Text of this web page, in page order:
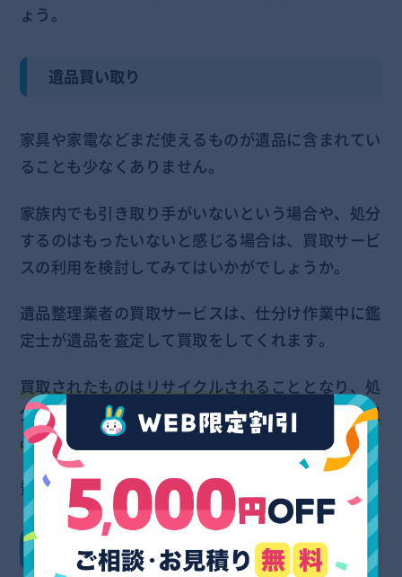
ょう。
遺品買い取り
家具や家電などまだ使えるものが遺品に含まれてい
ることも少なくありません。
家族内でも引き取り手がいないという場合や、処分
するのはもったいないと感じる場合は、買取サービ
スの利用を検討してみてはいかがでしょうか。
遺品整理業者の買取サービスは、仕分け作業中に鑑
定士が遺品を査定して買取をしてくれます。
買取されたものはリサイクルされることとなり、処
分する罪悪感がなくなるだけでなく、 買取料金を遺
品整理の費用から引いてもらえます。
費用を抑えたい方にも最適です。
特殊清掃